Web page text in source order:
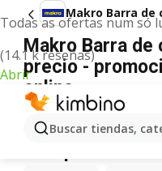
Todas as ofertas num só
(14.1 k reseñas)
Abrir
Buscar tiendas,
Makro Barra de
Makro Barra de
precio -
online
No hemos
término.